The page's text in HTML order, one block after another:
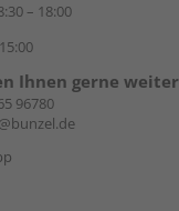
– 18:00
Ihnen gerne weiter
96780